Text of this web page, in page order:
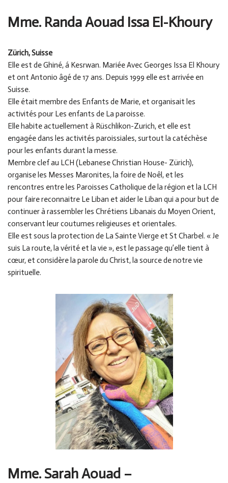
Mme. Randa Aouad Issa El-Khoury
Zürich, Suisse
Elle est de Ghiné, á Kesrwan. Mariée Avec Georges Issa El Khoury
et ont Antonio âgé de 17 ans. Depuis 1999 elle est arrivée en
Suisse.
Elle était membre des Enfants de Marie, et organisait les
activités pour Les enfants de La paroisse.
Elle habite actuellement à Rüschlikon-Zurich, et elle est
engagée dans les activités paroissiales, surtout la catéchèse
pour les enfants durant la messe.
Membre clef au LCH (Lebanese Christian House- Zürich),
organise les Messes Maronites, la foire de Noêl, et les
rencontres entre les Paroisses Catholique de la région et la LCH
pour faire reconnaitre Le Liban et aider le Liban qui a pour but de
continuer à rassembler les Chrétiens Libanais du Moyen Orient,
conservant leur coutumes religieuses et orientales.
Elle est sous la protection de La Sainte Vierge et St Charbel. « Je
suis La route, la vérité et la vie », est le passage qu’elle tient à
cœur, et considère la parole du Christ, la source de notre vie
spirituelle.
Mme. Sarah Aouad –